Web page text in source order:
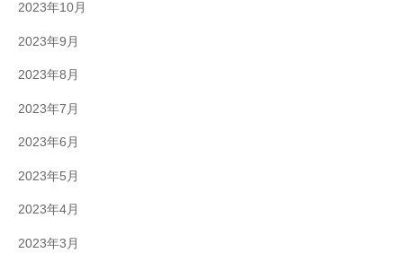
2023年10月
2023年9月
2023年8月
2023年7月
2023年6月
2023年5月
2023年4月
2023年3月